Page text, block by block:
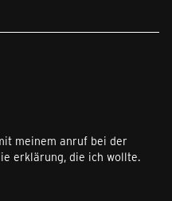
meinem anruf bei der
erklärung, die ich wollte.